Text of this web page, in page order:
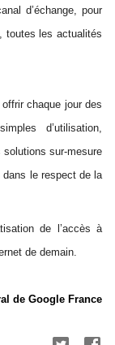
d’échange, pour
toutes les actualités
chaque jour des
d’utilisation,
sur-mesure
dans le respect de la
de l’accès à
de demain.
de Google France